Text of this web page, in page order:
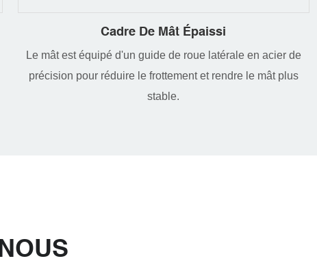
Cadre De Mât Épaissi
Le mât est équipé d'un guide de roue latérale en acier de
précision pour réduire le frottement et rendre le mât plus
stable.